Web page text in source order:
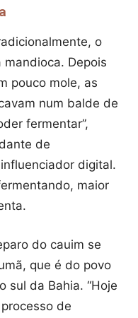
o
Depois
pouco mole, as
num balde de
fermentar”,
de
digital.
maior
do cauim se
que é do povo
sul da Bahia. “Hoje
de